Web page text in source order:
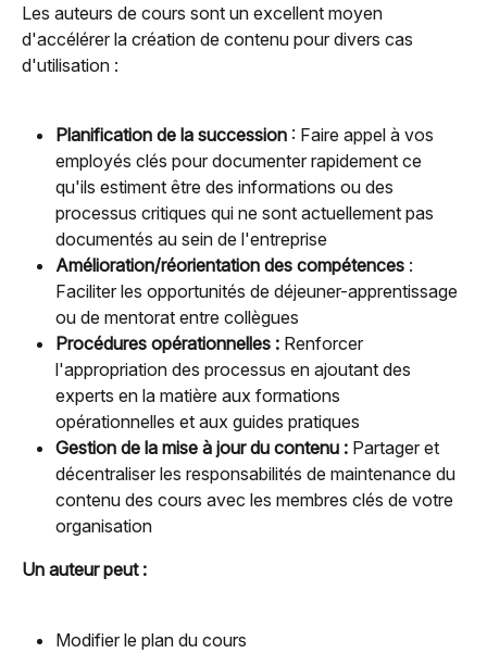
Les auteurs de cours sont un excellent moyen
d'accélérer la création de contenu pour divers cas
d'utilisation :
Planification de la succession : Faire appel à vos
employés clés pour documenter rapidement ce
qu'ils estiment être des informations ou des
processus critiques qui ne sont actuellement pas
documentés au sein de l'entreprise
Amélioration/réorientation des compétences :
Faciliter les opportunités de déjeuner-apprentissage
ou de mentorat entre collègues
Procédures opérationnelles : Renforcer
l'appropriation des processus en ajoutant des
experts en la matière aux formations
opérationnelles et aux guides pratiques
Gestion de la mise à jour du contenu : Partager et
décentraliser les responsabilités de maintenance du
contenu des cours avec les membres clés de votre
organisation
Un auteur peut :
Modifier le plan du cours